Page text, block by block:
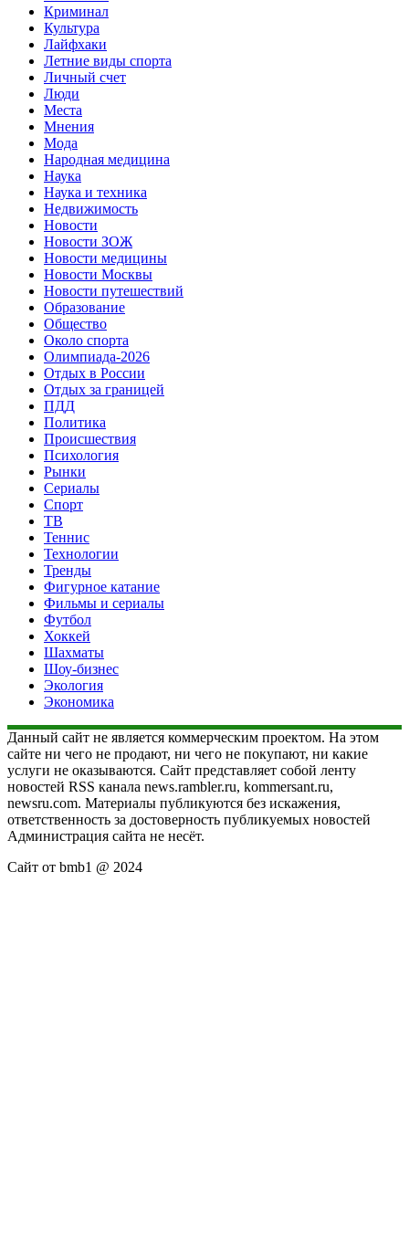
Криминал
Культура
Лайфхаки
Летние виды спорта
Личный счет
Люди
Места
Мнения
Мода
Народная медицина
Наука
Наука и техника
Недвижимость
Новости
Новости ЗОЖ
Новости медицины
Новости Москвы
Новости путешествий
Образование
Общество
Около спорта
Олимпиада-2026
Отдых в России
Отдых за границей
ПДД
Политика
Происшествия
Психология
Рынки
Сериалы
Спорт
ТВ
Теннис
Технологии
Тренды
Фигурное катание
Фильмы и сериалы
Футбол
Хоккей
Шахматы
Шоу-бизнес
Экология
Экономика
Данный сайт не является коммерческим проектом. На этом
сайте ни чего не продают, ни чего не покупают, ни какие
услуги не оказываются. Сайт представляет собой ленту
новостей RSS канала news.rambler.ru, kommersant.ru,
newsru.com. Материалы публикуются без искажения,
ответственность за достоверность публикуемых новостей
Администрация сайта не несёт.
Сайт от bmb1 @ 2024